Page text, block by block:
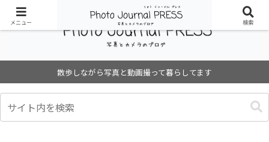
散歩しながら写真と動画撮って暮らしてます
メニュー 検索